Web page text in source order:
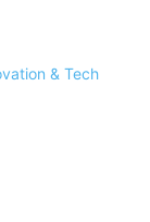
& Tech